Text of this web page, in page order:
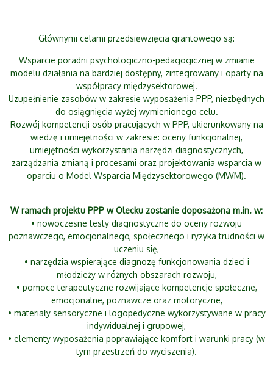
Głównymi celami przedsięwzięcia grantowego są:
Wsparcie poradni psychologiczno-pedagogicznej w zmianie
modelu działania na bardziej dostępny, zintegrowany i oparty na
współpracy międzysektorowej.
Uzupełnienie zasobów w zakresie wyposażenia PPP, niezbędnych
do osiągnięcia wyżej wymienionego celu.
Rozwój kompetencji osób pracujących w PPP, ukierunkowany na
wiedzę i umiejętności w zakresie: oceny funkcjonalnej,
umiejętności wykorzystania narzędzi diagnostycznych,
zarządzania zmianą i procesami oraz projektowania wsparcia w
oparciu o Model Wsparcia Międzysektorowego (MWM).
W ramach projektu PPP w Olecku zostanie doposażona m.in. w:
• nowoczesne testy diagnostyczne do oceny rozwoju
poznawczego, emocjonalnego, społecznego i ryzyka trudności w
uczeniu się,
• narzędzia wspierające diagnozę funkcjonowania dzieci i
młodzieży w różnych obszarach rozwoju,
• pomoce terapeutyczne rozwijające kompetencje społeczne,
emocjonalne, poznawcze oraz motoryczne,
• materiały sensoryczne i logopedyczne wykorzystywane w pracy
indywidualnej i grupowej,
• elementy wyposażenia poprawiające komfort i warunki pracy (w
tym przestrzeń do wyciszenia).